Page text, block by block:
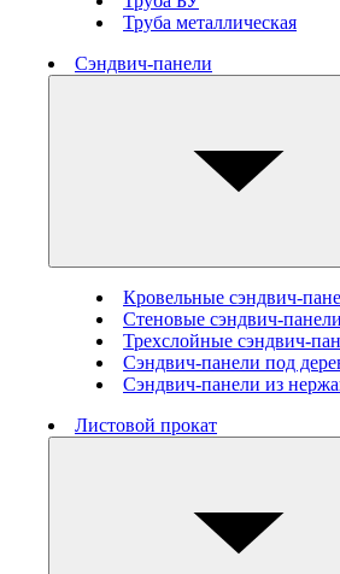
Труба металлическая
Сэндвич-панели
Кровельные сэндвич-
Стеновые cэндвич-панели
Трехслойные сэндвич-
Сэндвич-панели под
Сэндвич-панели из
Листовой прокат